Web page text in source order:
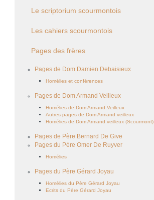
Le scriptorium scourmontois
Les cahiers scourmontois
Pages des frères
Pages de Dom Damien Debaisieux
Homélies et conférences
Pages de Dom Armand Veilleux
Homélies de Dom Armand Veilleux
Autres pages de Dom Armand veilleux
Homélies de Dom Armand veilleux (Scourmont)
Pages de Père Bernard De Give
Pages du Père Omer De Ruyver
Homélies
Pages du Père Gérard Joyau
Homélies du Père Gérard Joyau
Ecrits du Père Gérard Joyau